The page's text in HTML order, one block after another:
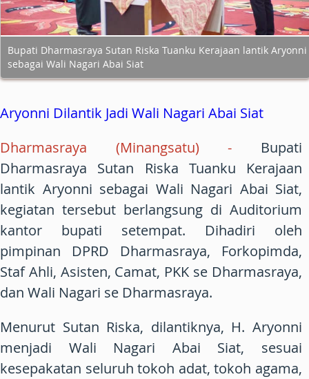
Bupati Dharmasraya Sutan Riska Tuanku Kerajaan lantik Aryonni
sebagai Wali Nagari Abai Siat
Aryonni Dilantik Jadi Wali Nagari Abai Siat
Dharmasraya (Minangsatu) - Bupati
Dharmasraya Sutan Riska Tuanku Kerajaan
lantik Aryonni sebagai Wali Nagari Abai Siat,
kegiatan tersebut berlangsung di Auditorium
kantor bupati setempat. Dihadiri oleh
pimpinan DPRD Dharmasraya, Forkopimda,
Staf Ahli, Asisten, Camat, PKK se Dharmasraya,
dan Wali Nagari se Dharmasraya.
Menurut Sutan Riska, dilantiknya, H. Aryonni
menjadi Wali Nagari Abai Siat, sesuai
kesepakatan seluruh tokoh adat, tokoh agama,